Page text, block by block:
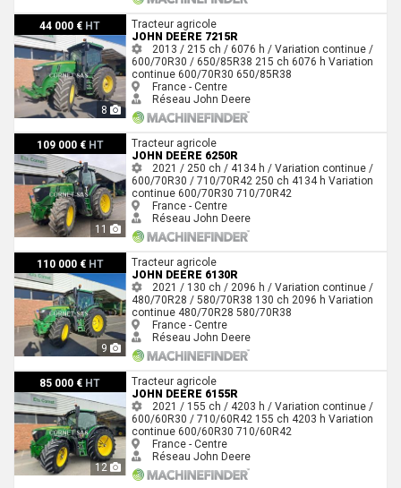
44 000 € HT
8
John Deere 7215R
Tracteur agricole
JOHN DEERE 7215R
2013 / 215 ch / 6076 h / Variation continue /
600/70R30 / 650/85R38 215 ch 6076 h Variation
continue 600/70R30 650/85R38
France - Centre
Réseau John Deere
109 000 € HT
11
John Deere 6250R
Tracteur agricole
JOHN DEERE 6250R
2021 / 250 ch / 4134 h / Variation continue /
600/70R30 / 710/70R42 250 ch 4134 h Variation
continue 600/70R30 710/70R42
France - Centre
Réseau John Deere
110 000 € HT
9
John Deere 6130R
Tracteur agricole
JOHN DEERE 6130R
2021 / 130 ch / 2096 h / Variation continue /
480/70R28 / 580/70R38 130 ch 2096 h Variation
continue 480/70R28 580/70R38
France - Centre
Réseau John Deere
85 000 € HT
12
John Deere 6155R
Tracteur agricole
JOHN DEERE 6155R
2021 / 155 ch / 4203 h / Variation continue /
600/60R30 / 710/60R42 155 ch 4203 h Variation
continue 600/60R30 710/60R42
France - Centre
Réseau John Deere